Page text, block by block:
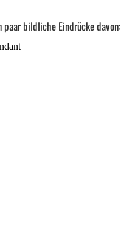
paar bildliche Eindrücke davon: